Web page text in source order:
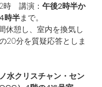
　講演： 午後2時半か
時半まで。
休憩し、室内を換気し
20分を質疑応答としま
水クリスチャン・セン